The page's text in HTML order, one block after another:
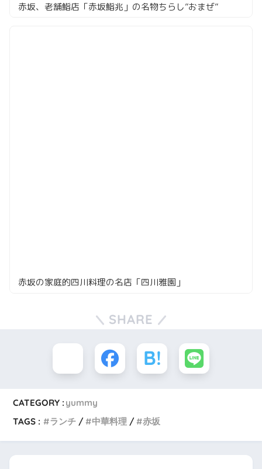
赤坂、老舗鮨店「赤坂鮨兆」の名物ちらし”おまぜ”
赤坂の家庭的四川料理の名店「四川雅園」
SHARE
CATEGORY : yummy
TAGS :
ランチ 中華料理 赤坂